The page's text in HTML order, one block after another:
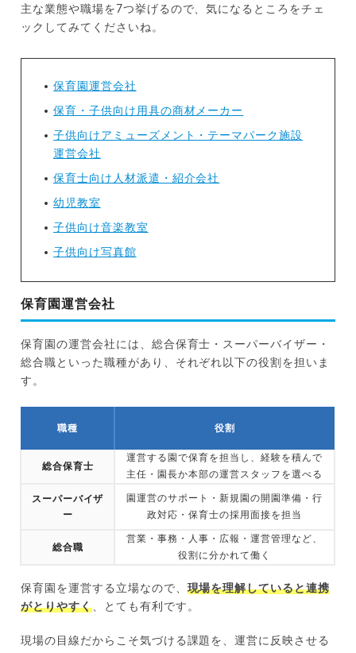
主な業態や職場を7つ挙げるので、気になるところをチェ
ックしてみてくださいね。
保育園運営会社
保育・子供向け用具の商材メーカー
子供向けアミューズメント・テーマパーク施設
運営会社
保育士向け人材派遣・紹介会社
幼児教室
子供向け音楽教室
子供向け写真館
保育園運営会社
保育園の運営会社には、総合保育士・スーパーバイザー・
総合職といった職種があり、それぞれ以下の役割を担いま
す。
職種 役割
総合保育士
運営する園で保育を担当し、経験を積んで
主任・園長か本部の運営スタッフを選べる
スーパーバイザ
ー
園運営のサポート・新規園の開園準備・行
政対応・保育士の採用面接を担当
総合職
営業・事務・人事・広報・運営管理など、
役割に分かれて働く
保育園を運営する立場なので、 現場を理解していると連携
がとりやすく、とても有利です。
現場の目線だからこそ気づける課題を、運営に反映させる